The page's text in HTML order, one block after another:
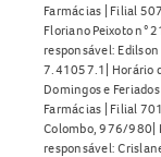
Farmácias | Filial
Floriano Peixoto n°
responsável:
7.41057.1| Horário
Domingos e
Farmácias | Filial
Colombo, 976/980|
responsável: